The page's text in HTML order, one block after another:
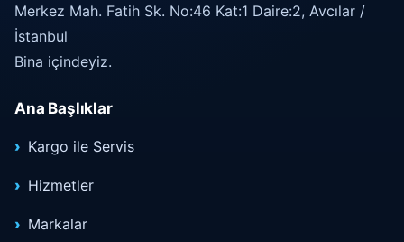
Merkez Mah. Fatih Sk. No:46 Kat:1 Daire:2, Avcılar /
İstanbul
Bina içindeyiz.
Ana Başlıklar
Kargo ile Servis
Hizmetler
Markalar